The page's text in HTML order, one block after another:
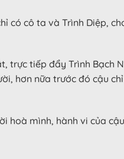
có cô ta và Trình Diệp,
trực tiếp đẩy Trình Bạch
hơn nữa trước đó cậu
hoà mình, hành vi của